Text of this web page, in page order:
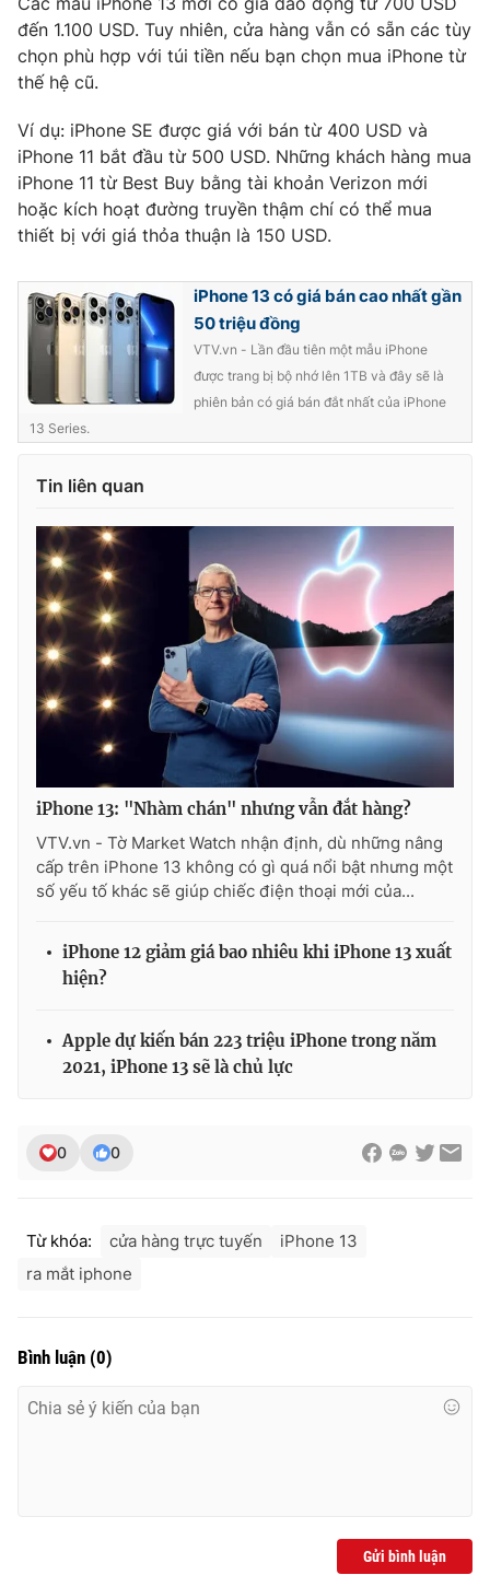
đến 1.100 USD. Tuy nhiên, cửa hàng vẫn có sẵn các tùy
chọn phù hợp với túi tiền nếu bạn chọn mua iPhone từ
thế hệ cũ.
Ví dụ: iPhone SE được giá với bán từ 400 USD và
iPhone 11 bắt đầu từ 500 USD. Những khách hàng mua
iPhone 11 từ Best Buy bằng tài khoản Verizon mới
hoặc kích hoạt đường truyền thậm chí có thể mua
thiết bị với giá thỏa thuận là 150 USD.
iPhone 13 có giá bán cao nhất gần
50 triệu đồng
VTV.vn - Lần đầu tiên một mẫu iPhone
được trang bị bộ nhớ lên 1TB và đây sẽ là
phiên bản có giá bán đắt nhất của iPhone
13 Series.
Tin liên quan
iPhone 13: "Nhàm chán" nhưng vẫn đắt hàng?
VTV.vn - Tờ Market Watch nhận định, dù những nâng
cấp trên iPhone 13 không có gì quá nổi bật nhưng một
số yếu tố khác sẽ giúp chiếc điện thoại mới của...
iPhone 12 giảm giá bao nhiêu khi iPhone 13 xuất
hiện?
Apple dự kiến bán 223 triệu iPhone trong năm
2021, iPhone 13 sẽ là chủ lực
0 0
Từ khóa: cửa hàng trực tuyến
iPhone 13
ra mắt iphone
Bình luận (0)
Gửi bình luận